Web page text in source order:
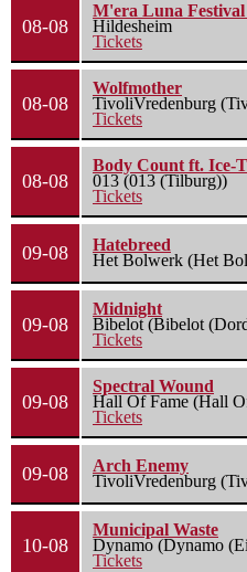
08-08
M'era Luna
Hildesheim
Tickets
08-08
Wolfmother
TivoliVredenburg
Tickets
08-08
Body Count ft. Ice-T
013 (013 (Tilburg))
Tickets
09-08
Hatebreed
Het Bolwerk (Het
09-08
Midnight
Bibelot (Bibelot
Tickets
09-08
Spectral Wound
Hall Of Fame (Hall
Tickets
09-08
Arch Enemy
TivoliVredenburg
10-08
Municipal Waste
Dynamo (Dynamo
Tickets